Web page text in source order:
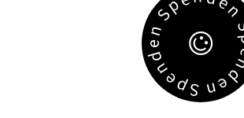
S
p
e
n
d
e
n
S
p
e
n